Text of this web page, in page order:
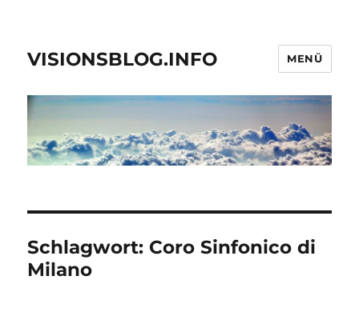
VISIONSBLOG.INFO MENÜ
Schlagwort: Coro Sinfonico di
Milano